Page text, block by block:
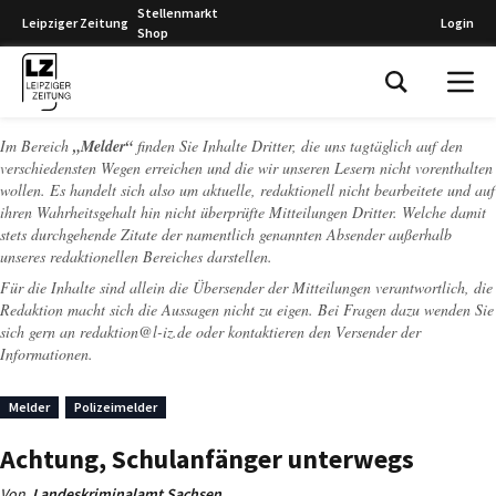
Leipziger Zeitung
Stellenmarkt
Shop
Login
Im Bereich „Melder“ finden Sie Inhalte Dritter, die uns tagtäglich auf den
verschiedensten Wegen erreichen und die wir unseren Lesern nicht vorenthalten
wollen. Es handelt sich also um aktuelle, redaktionell nicht bearbeitete und auf
ihren Wahrheitsgehalt hin nicht überprüfte Mitteilungen Dritter. Welche damit
stets durchgehende Zitate der namentlich genannten Absender außerhalb
unseres redaktionellen Bereiches darstellen.
Für die Inhalte sind allein die Übersender der Mitteilungen verantwortlich, die
Redaktion macht sich die Aussagen nicht zu eigen. Bei Fragen dazu wenden Sie
sich gern an redaktion@l-iz.de oder kontaktieren den Versender der
Informationen.
Melder Polizeimelder
Achtung, Schulanfänger unterwegs